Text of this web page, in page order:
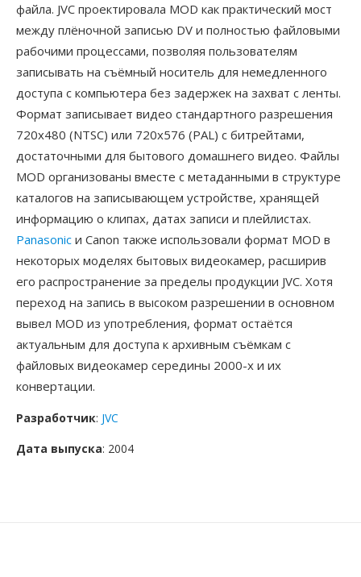
файла. JVC проектировала MOD как практический мост
между плёночной записью DV и полностью файловыми
рабочими процессами, позволяя пользователям
записывать на съёмный носитель для немедленного
доступа с компьютера без задержек на захват с ленты.
Формат записывает видео стандартного разрешения
720x480 (NTSC) или 720x576 (PAL) с битрейтами,
достаточными для бытового домашнего видео. Файлы
MOD организованы вместе с метаданными в структуре
каталогов на записывающем устройстве, хранящей
информацию о клипах, датах записи и плейлистах.
Panasonic и Canon также использовали формат MOD в
некоторых моделях бытовых видеокамер, расширив
его распространение за пределы продукции JVC. Хотя
переход на запись в высоком разрешении в основном
вывел MOD из употребления, формат остаётся
актуальным для доступа к архивным съёмкам с
файловых видеокамер середины 2000-х и их
конвертации.
Разработчик: JVC
Дата выпуска: 2004